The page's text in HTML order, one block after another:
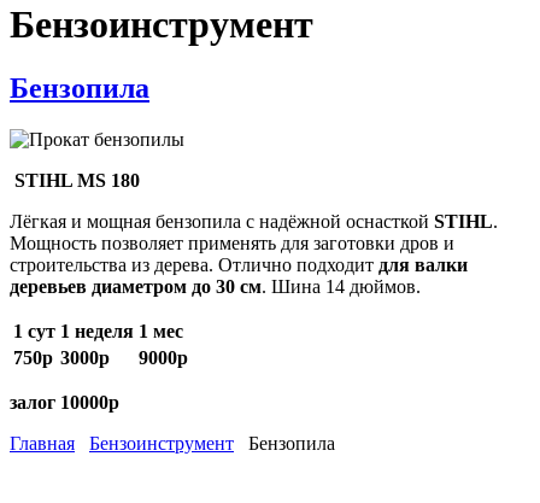
Бензоинструмент
Бензопила
STIHL MS 180
Лёгкая и мощная бензопила с надёжной оснасткой STIHL.
Мощность позволяет применять для заготовки дров и
строительства из дерева. Отлично подходит для валки
деревьев диаметром до 30 см. Шина 14 дюймов.
1 сут 1 неделя 1 мес
750р 3000р 9000р
залог 10000р
Главная
Бензоинструмент Бензопила